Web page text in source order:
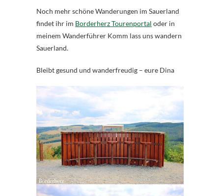
Noch mehr schöne Wanderungen im Sauerland
findet ihr im Borderherz Tourenportal oder in
meinem Wanderführer Komm lass uns wandern
Sauerland.
Bleibt gesund und wanderfreudig – eure Dina